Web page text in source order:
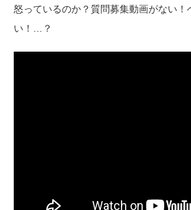
怒っているのか？質問募集動画がない！
い！…？